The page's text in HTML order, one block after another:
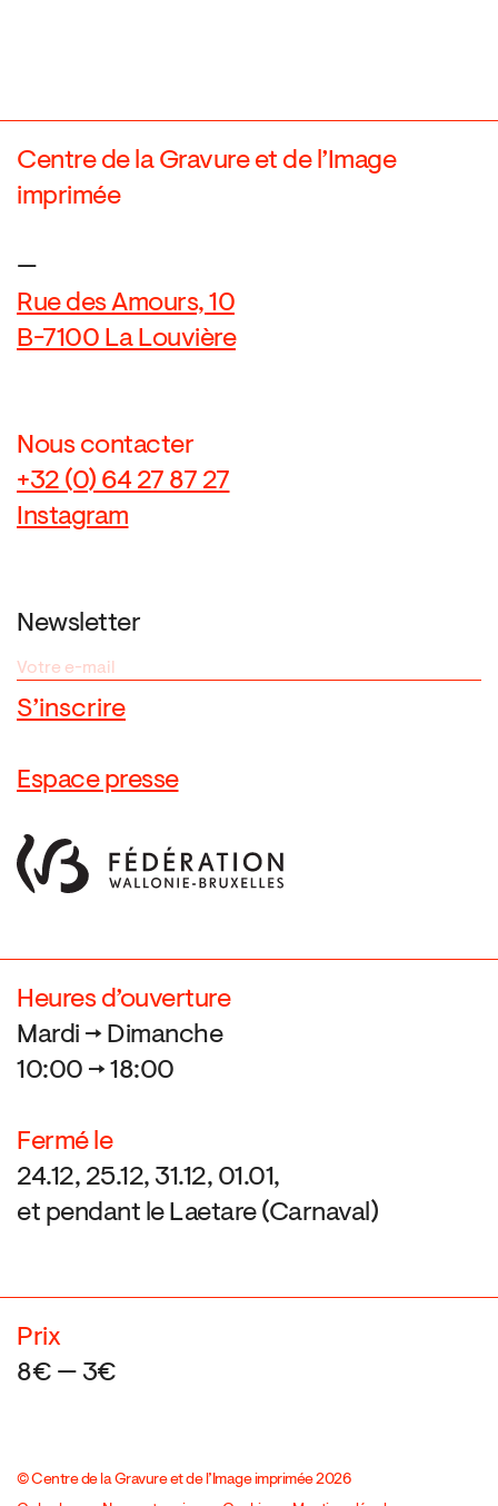
Centre de la Gravure et de l’Image
imprimée
—
Rue des Amours, 10
B-7100 La Louvière
Nous contacter
+32 (0) 64 27 87 27
Instagram
Newsletter
Espace presse
Heures d’ouverture
Mardi → Dimanche
10:00 → 18:00
Fermé le
24.12, 25.12, 31.12, 01.01,
et pendant le Laetare (Carnaval)
Prix
8€ — 3€
© Centre de la Gravure et de l’Image imprimée 2026